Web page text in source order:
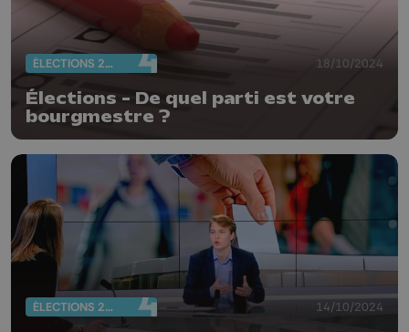
ÉLECTIONS 2024 18/10/2024
Élections - De quel parti est votre
bourgmestre ?
ÉLECTIONS 2024 14/10/2024